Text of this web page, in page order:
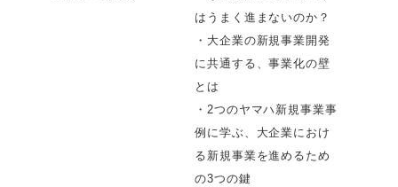
はうまく進まないのか？
・大企業の新規事業開発
に共通する、事業化の壁
とは
・2つのヤマハ新規事業事
例に学ぶ、大企業におけ
る新規事業を進めるため
の3つの鍵